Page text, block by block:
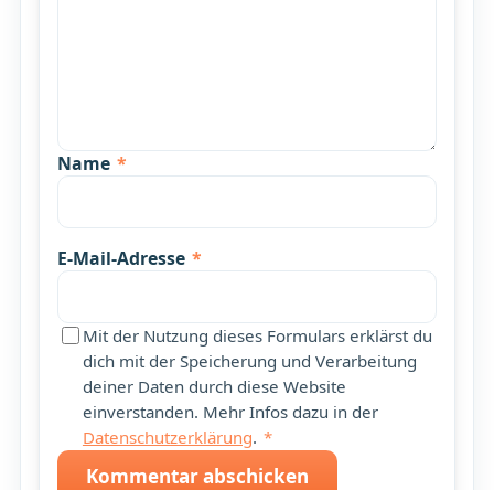
Name *
E-Mail-Adresse *
Mit der Nutzung dieses Formulars erklärst du
dich mit der Speicherung und Verarbeitung
deiner Daten durch diese Website
einverstanden. Mehr Infos dazu in der
Datenschutzerklärung. *
Kommentar abschicken